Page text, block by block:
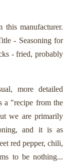
this manufacturer.
- Seasoning for
- fried, probably
more detailed
a "recipe from the
we are primarily
and it is as
red pepper, chili,
to be nothing...